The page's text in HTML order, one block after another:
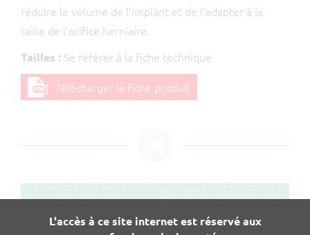
L'accès à ce site internet est réservé aux
réduire le volume de l’implant et de l’adapter à la
taille de l’orifice herniaire.
Tailles : Se référer à la fiche technique
Télécharger la fiche produit